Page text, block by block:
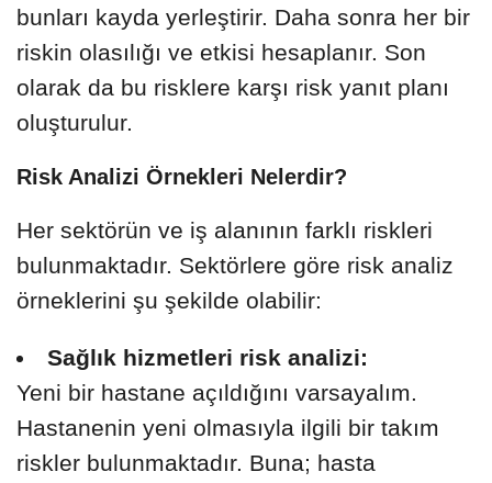
bunları kayda yerleştirir. Daha sonra her bir
riskin olasılığı ve etkisi hesaplanır. Son
olarak da bu risklere karşı risk yanıt planı
oluşturulur.
Risk Analizi Örnekleri Nelerdir?
Her sektörün ve iş alanının farklı riskleri
bulunmaktadır. Sektörlere göre risk analiz
örneklerini şu şekilde olabilir:
Sağlık hizmetleri risk analizi:
Yeni bir hastane açıldığını varsayalım.
Hastanenin yeni olmasıyla ilgili bir takım
riskler bulunmaktadır. Buna; hasta